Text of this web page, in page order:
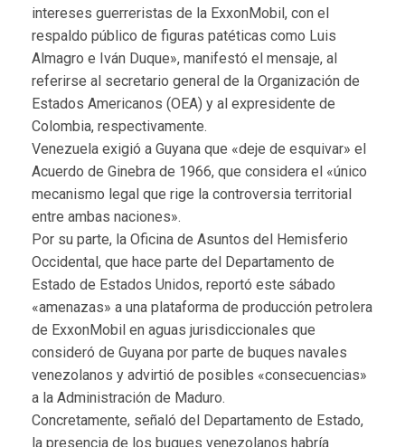
intereses guerreristas de la ExxonMobil, con el
respaldo público de figuras patéticas como Luis
Almagro e Iván Duque», manifestó el mensaje, al
referirse al secretario general de la Organización de
Estados Americanos (OEA) y al expresidente de
Colombia, respectivamente.
Venezuela exigió a Guyana que «deje de esquivar» el
Acuerdo de Ginebra de 1966, que considera el «único
mecanismo legal que rige la controversia territorial
entre ambas naciones».
Por su parte, la Oficina de Asuntos del Hemisferio
Occidental, que hace parte del Departamento de
Estado de Estados Unidos, reportó este sábado
«amenazas» a una plataforma de producción petrolera
de ExxonMobil en aguas jurisdiccionales que
consideró de Guyana por parte de buques navales
venezolanos y advirtió de posibles «consecuencias»
a la Administración de Maduro.
Concretamente, señaló del Departamento de Estado,
la presencia de los buques venezolanos habría